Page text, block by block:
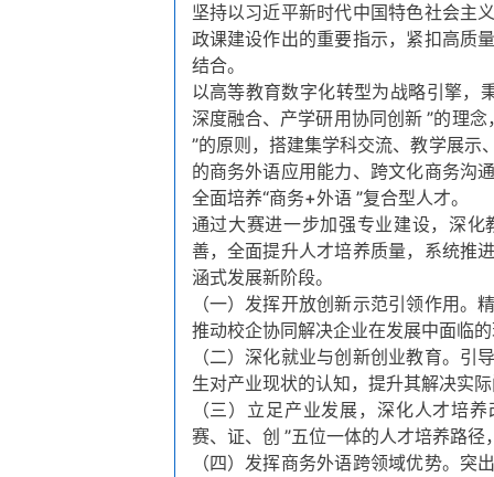
坚持以习近平新时代中国特色社会主
政课建设作出的重要指示，紧扣高质
结合。
以高等教育数字化转型为战略引擎，
深度融合、产学研用协同创新 ”的理
”的原则，搭建集学科交流、教学展
的商务外语应用能力、跨文化商务沟
全面培养“商务+外语 ”复合型人才。
通过大赛进一步加强专业建设，深
善，全面提升人才培养质量，系统推
涵式发展新阶段。
（一）发挥开放创新示范引领作用
推动校企协同解决企业在发展中面临
（二）深化就业与创新创业教育。
生对产业现状的认知，提升其解决实
（三）立足产业发展，深化人才培
赛、证、创 ”五位一体的人才培养路
（四）发挥商务外语跨领域优势。